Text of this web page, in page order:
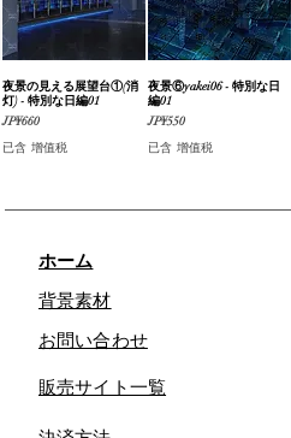
快速瀏覽
夜景の見える展望台①(消
灯) - 特別な日編01
價格
JP¥660
已含 增值税
快速瀏覽
夜景⑥yakei06 - 特別な日
編01
價格
JP¥550
已含 增值税
ホーム
背景素材
お問い合わせ
販売サイト一覧